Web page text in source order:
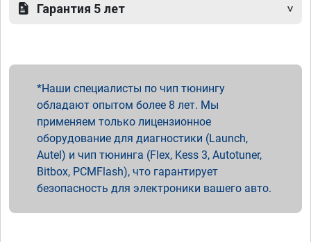
Гарантия 5 лет
Наши специалисты по чип тюнингу
обладают опытом более 8 лет. Мы
применяем только лицензионное
оборудование для диагностики (Launch,
Autel) и чип тюнинга (Flex, Kess 3, Autotuner,
Bitbox, PCMFlash), что гарантирует
безопасность для электроники вашего авто.